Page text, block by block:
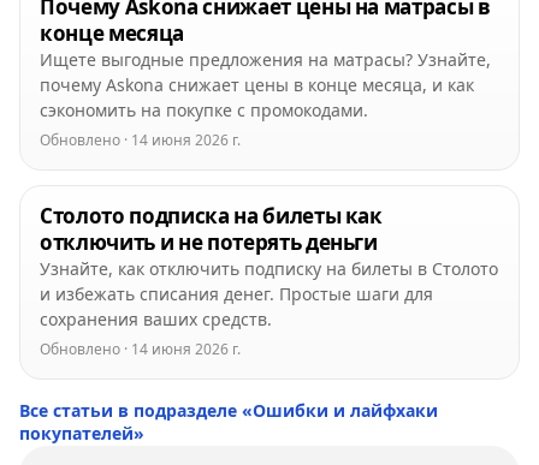
Почему Askona снижает цены на матрасы в
конце месяца
Ищете выгодные предложения на матрасы? Узнайте,
почему Askona снижает цены в конце месяца, и как
сэкономить на покупке с промокодами.
Обновлено · 14 июня 2026 г.
Столото подписка на билеты как
отключить и не потерять деньги
Узнайте, как отключить подписку на билеты в Столото
и избежать списания денег. Простые шаги для
сохранения ваших средств.
Обновлено · 14 июня 2026 г.
Все статьи в подразделе «Ошибки и лайфхаки
покупателей»